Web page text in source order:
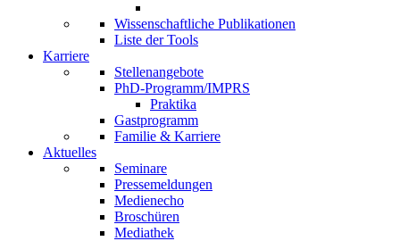
Wissenschaftliche Publikationen
Liste der Tools
Karriere
Stellenangebote
PhD-Programm/IMPRS
Praktika
Gastprogramm
Familie & Karriere
Aktuelles
Seminare
Pressemeldungen
Medienecho
Broschüren
Mediathek